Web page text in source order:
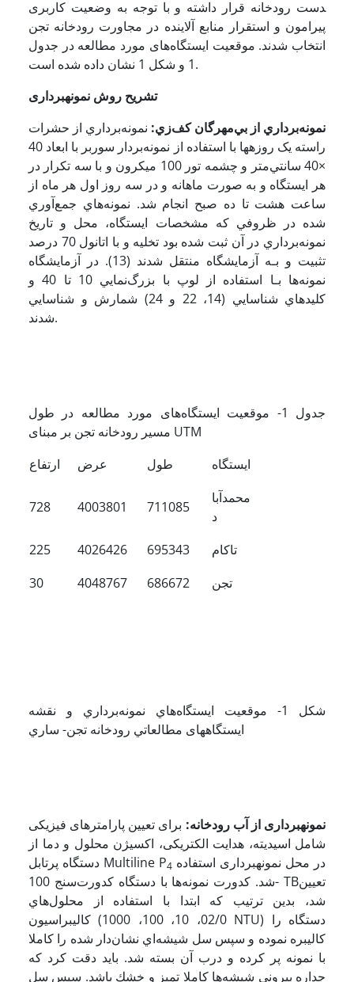
دست رودخانه قرار داشته و با توجه به وضعیت کاربری
پیرامون و استقرار ﻣﻨﺎﺑﻊ ﺁﻻﻳﻨﺪﻩ در مجاورت ﺭﻭﺩﺧﺎﻧﻪ ﺗﺠﻦ
انتخاب شدند. ﻣﻮﻗﻌﻴﺖ ﺍﻳﺴﺘﮕﺎﻩ­ﻫﺎی مورد مطالعه ﺩﺭ جدول
1 و ﺷﻜﻞ 1 ﻧﺸﺎﻥ ﺩﺍﺩﻩ ﺷﺪﻩ ﺍﺳﺖ.
تشریح روش نمونه­برداری
ﻧﻤﻮﻧﻪ­ﺑﺮﺩﺍﺭﻱ ﺍﺯ ﺑﻲ­ﻣﻬﺮﮔﺎﻥ ﻛﻒﺯﻱ: ﻧﻤﻮﻧﻪﺑﺮﺩﺍﺭﻱ ﺍﺯ حشرات
راسته یک روزه­ها ﺑﺎ ﺍﺳﺘﻔﺎﺩﻩ ﺍﺯ ﻧﻤﻮﻧﻪ­ﺑﺮﺩﺍﺭ ﺳﻮﺭﺑﺮ ﺑﺎ ﺍﺑﻌﺎﺩ 40
×40 ﺳﺎﻧﺘﻲ­ﻣﺘﺮ ﻭ ﭼﺸﻤﻪ ﺗﻮﺭ 100 ﻣﻴﻜﺮﻭﻥ ﻭ ﺑﺎ سه ﺗﻜﺮﺍﺭ ﺩﺭ
ﻫﺮ ﺍﻳﺴﺘﮕﺎﻩ و به صورت ماهانه و در سه روز اول هر ماه از
ساعت هشت تا ده صبح ﺍﻧﺠﺎﻡ ﺷﺪ. ﻧﻤﻮﻧﻪ­ﻫﺎﻱ ﺟﻤﻊ­ﺁﻭﺭﻱ
ﺷﺪﻩ ﺩﺭ ﻇﺮﻭﻓﻲ ﻛﻪ ﻣﺸﺨﺼﺎﺕ ﺍﻳﺴﺘﮕﺎﻩ، ﻣﺤﻞ ﻭ ﺗﺎﺭﻳﺦ
ﻧﻤﻮﻧﻪﺑﺮﺩﺍﺭﻱ ﺩﺭ ﺁﻥ ﺛﺒﺖ ﺷﺪﻩ ﺑﻮﺩ ﺗﺨﻠﻴﻪ ﻭ با اتانول 70 درصد
ﺗﺜﺒﻴﺖ ﻭ ﺑـﻪ ﺁﺯﻣﺎﻳﺸﮕﺎﻩ ﻣﻨﺘﻘﻞ ﺷﺪﻧﺪ (13). در ﺁﺯﻣﺎﻳﺸﮕﺎﻩ
ﻧﻤﻮﻧﻪ­ﻫﺎ ﺑـﺎ ﺍﺳﺘﻔﺎﺩﻩ ﺍﺯ ﻟﻮپ ﺑﺎ ﺑﺰﺭگﻧﻤﺎﻳﻲ 10 ﺗﺎ 40 ﻭ
ﻛﻠﻴﺪﻫﺎﻱ ﺷﻨﺎﺳﺎﻳﻲ (14، 22 و 24) ﺷﻤﺎﺭﺵ ﻭ ﺷﻨﺎﺳﺎﻳﻲ
ﺷﺪﻧﺪ.
جدول 1- موقعیت ایستگاه‌های مورد مطالعه در طول
مسیر رودخانه تجن بر مبنای UTM
ارتفاع
عرض طول ایستگاه
728 4003801 711085
محمدآبا
د
225
4026426 695343
تاکام
30
4048767 686672 تجن
ﺷﻜﻞ 1- ﻣﻮﻗﻌﻴﺖ ﺍﻳﺴﺘﮕاهﻫﺎﻱ ﻧﻤﻮﻧﻪﺑﺮﺩﺍﺭﻱ ﻭ ﻧﻘﺸﻪ
ایستگاه­های ﻣﻄﺎﻟﻌﺎﺗﻲ ﺭﻭﺩﺧﺎﻧﻪ ﺗﺠﻦ- ﺳﺎﺭﻱ
نمونهبرداری از آب رودخانه: برای تعیین پارامترهای فیزیکی
شامل اسیدیته، هدایت الکتریکی، اکسیژن محلول و دما از
دستگاه پرتابل Multiline P4
شد. ﻛﺪﻭﺭﺕ ﻧﻤﻮﻧﻪ­ﻫﺎ ﺑﺎ ﺩﺳﺘﮕﺎﻩ ﻛﺪﻭﺭﺕﺳﻨﺞ 100- TBتعیین
شد، بدین ترتیب که ابتدا ﺑﺎ ﺍﺳﺘﻔﺎﺩﻩ ﺍﺯ ﻣﺤﻠﻮﻝﻫﺎﻱ
ﻛﺎﻟﻴﺒﺮﺍﺳﻴﻮﻥ (02/0، 10، 100، 1000 NTU) ﺩﺳﺘﮕﺎﻩ ﺭﺍ
ﻛﺎﻟﻴﺒﺮﻩ ﻧﻤﻮﺩﻩ ﻭ ﺳﭙﺲ ﺳﻞ ﺷﻴﺸﻪﺍﻱ ﻧﺸﺎﻥ­ﺩﺍﺭ ﺷﺪﻩ ﺭﺍ ﻛﺎملا
ﺑﺎ ﻧﻤﻮﻧﻪ ﭘﺮ ﻛﺮﺩﻩ ﻭ ﺩﺭﺏ ﺁﻥ ﺑﺴﺘﻪ ﺷﺪ. ﺑﺎﻳﺪ ﺩﻗﺖ ﻛﺮﺩ ﻛﻪ
ﺟﺪﺍﺭﻩ ﺑﻴﺮﻭﻧﻲ ﺷﻴﺸﻪ­ﻫﺎ ﻛﺎملا ﺗﻤﻴﺰ ﻭ ﺧﺸﻚ ﺑﺎﺷﺪ. ﺳﭙﺲ ﺳﻞ